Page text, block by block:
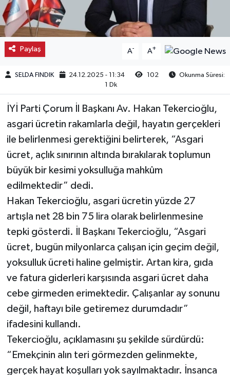
Paylaş A- A+
SELDA FINDIK 24.12.2025 - 11:34 102
Okunma Süresi:
1 Dk
İYİ Parti Çorum İl Başkanı Av. Hakan Tekercioğlu,
asgari ücretin rakamlarla değil, hayatın gerçekleri
ile belirlenmesi gerektiğini belirterek, “Asgari
ücret, açlık sınırının altında bırakılarak toplumun
büyük bir kesimi yoksulluğa mahkûm
edilmektedir” dedi.
Hakan Tekercioğlu, asgari ücretin yüzde 27
artışla net 28 bin 75 lira olarak belirlenmesine
tepki gösterdi. İl Başkanı Tekercioğlu, “Asgari
ücret, bugün milyonlarca çalışan için geçim değil,
yoksulluk ücreti haline gelmiştir. Artan kira, gıda
ve fatura giderleri karşısında asgari ücret daha
cebe girmeden erimektedir. Çalışanlar ay sonunu
değil, haftayı bile getiremez durumdadır”
ifadesini kullandı.
Tekercioğlu, açıklamasını şu şekilde sürdürdü:
“Emekçinin alın teri görmezden gelinmekte,
gerçek hayat koşulları yok sayılmaktadır. İnsanca
Kargı
Laçin
Mecitözü
Oğuzlar
Ortaköy
Osmancık
Sungurlu
Uğurludağ
Sağlık